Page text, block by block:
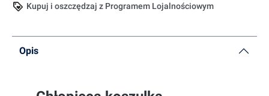
Kupuj i oszczędzaj z Programem Lojalnościowym
Opis